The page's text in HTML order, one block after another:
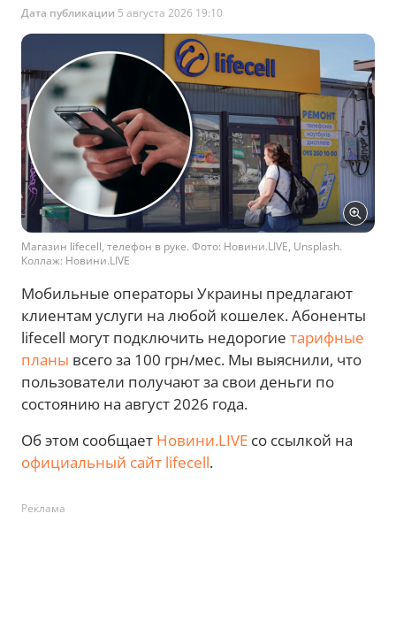
Дата публикации 5 августа 2026 19:10
Магазин lifecell, телефон в руке. Фото: Новини.LIVE, Unsplash.
Коллаж: Новини.LIVE
Мобильные операторы Украины предлагают
клиентам услуги на любой кошелек. Абоненты
lifecell могут подключить недорогие тарифные
планы всего за 100 грн/мес. Мы выяснили, что
пользователи получают за свои деньги по
состоянию на август 2026 года.
Об этом сообщает Новини.LIVE со ссылкой на
официальный сайт lifecell.
Реклама